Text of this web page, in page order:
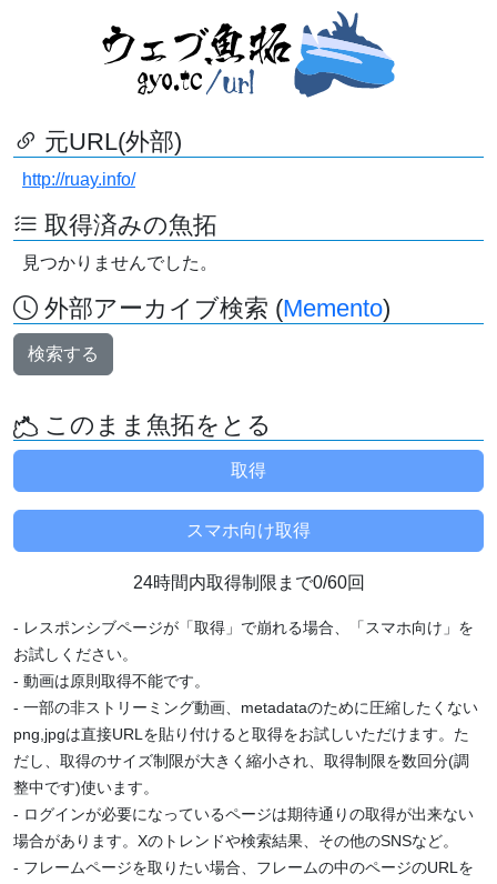
元URL(外部)
http://ruay.info/
取得済みの魚拓
見つかりませんでした。
外部アーカイブ検索 (Memento)
検索する
このまま魚拓をとる
24時間内取得制限まで0/60回
- レスポンシブページが「取得」で崩れる場合、「スマホ向け」を
お試しください。
- 動画は原則取得不能です。
- 一部の非ストリーミング動画、metadataのために圧縮したくない
png,jpgは直接URLを貼り付けると取得をお試しいただけます。た
だし、取得のサイズ制限が大きく縮小され、取得制限を数回分(調
整中です)使います。
- ログインが必要になっているページは期待通りの取得が出来ない
場合があります。Xのトレンドや検索結果、その他のSNSなど。
- フレームページを取りたい場合、フレームの中のページのURLを